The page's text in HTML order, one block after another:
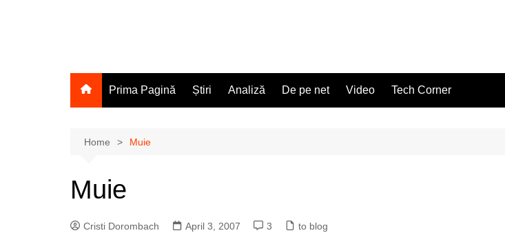
Prima Pagină Știri Analiză De pe net Video Tech Corner
Home Muie
Muie
Cristi Dorombach April 3, 2007 3 to blog